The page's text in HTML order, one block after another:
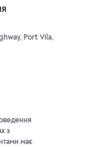
Port Vila,
з
має